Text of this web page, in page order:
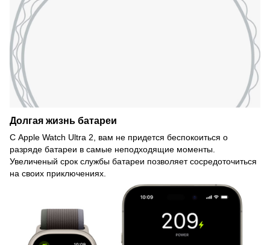
Долгая жизнь батареи
С Apple Watch Ultra 2, вам не придется беспокоиться о
разряде батареи в самые неподходящие моменты.
Увеличеный срок службы батареи позволяет сосредоточиться
на своих приключениях.